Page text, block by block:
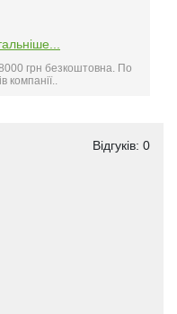
грн безкоштовна. По
компанії..
Відгуків: 0